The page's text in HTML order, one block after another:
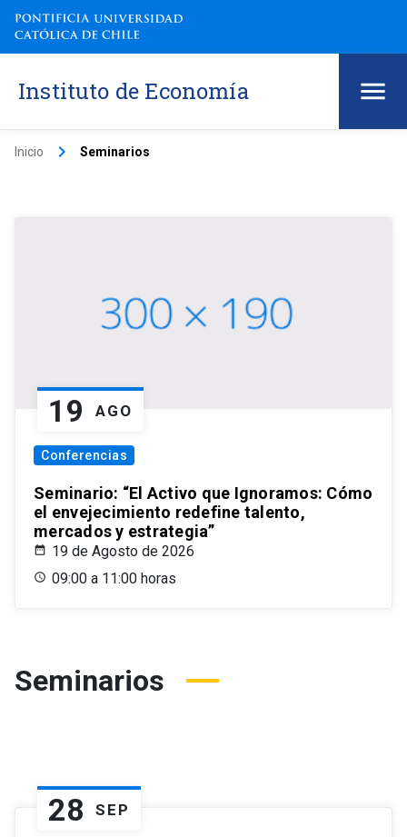
Instituto de Economía
Inicio keyboard_arrow_right Seminarios
19 AGO
Conferencias
Seminario: “El Activo que Ignoramos: Cómo
el envejecimiento redefine talento,
mercados y estrategia”
19 de Agosto de 2026
09:00 a 11:00 horas
Seminarios
28 SEP